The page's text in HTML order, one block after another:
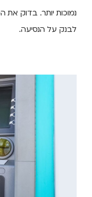
נמוכות יותר. בדוק
לבנק על הנסיעה.